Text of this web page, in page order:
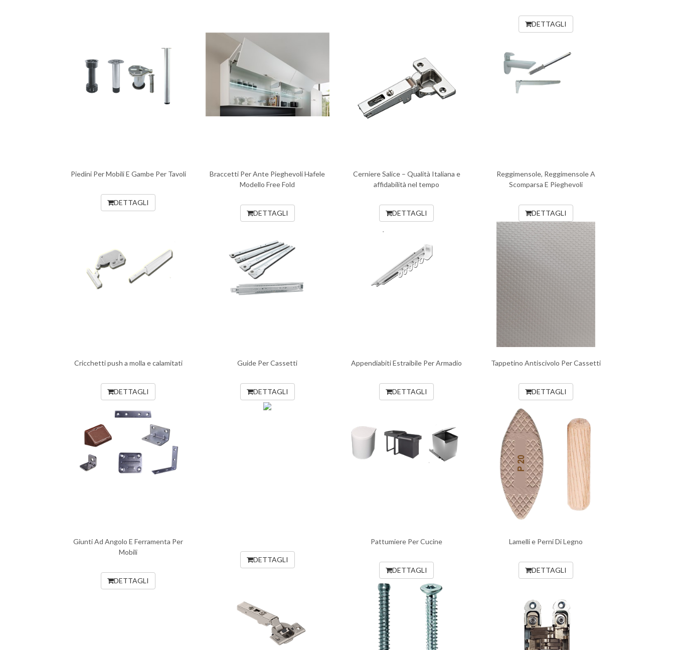
DETTAGLI
Piedini Per Mobili E Gambe Per Tavoli
DETTAGLI
Braccetti Per Ante Pieghevoli Hafele
Modello Free Fold
DETTAGLI
Cerniere Salice – Qualità Italiana e
affidabilità nel tempo
DETTAGLI
Reggimensole, Reggimensole A
Scomparsa E Pieghevoli
DETTAGLI
Cricchetti push a molla e calamitati
DETTAGLI
Guide Per Cassetti
DETTAGLI
Appendiabiti Estraibile Per Armadio
DETTAGLI
Tappetino Antiscivolo Per Cassetti
DETTAGLI
Giunti Ad Angolo E Ferramenta Per
Mobili
DETTAGLI
DETTAGLI
Pattumiere Per Cucine
DETTAGLI
Lamelli e Perni Di Legno
DETTAGLI